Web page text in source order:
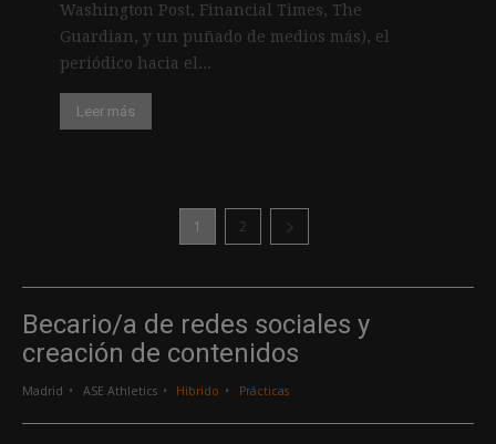
Washington Post, Financial Times, The
Guardian, y un puñado de medios más), el
periódico hacia el...
Leer más
1 2
Becario/a de redes sociales y
creación de contenidos
Madrid ASE Athletics Híbrido Prácticas